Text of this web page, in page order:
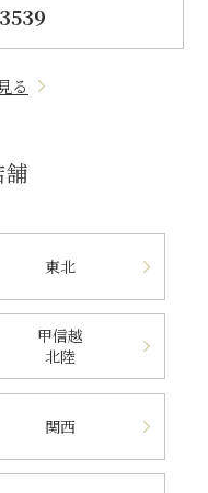
る
東北
甲信越
北陸
関西